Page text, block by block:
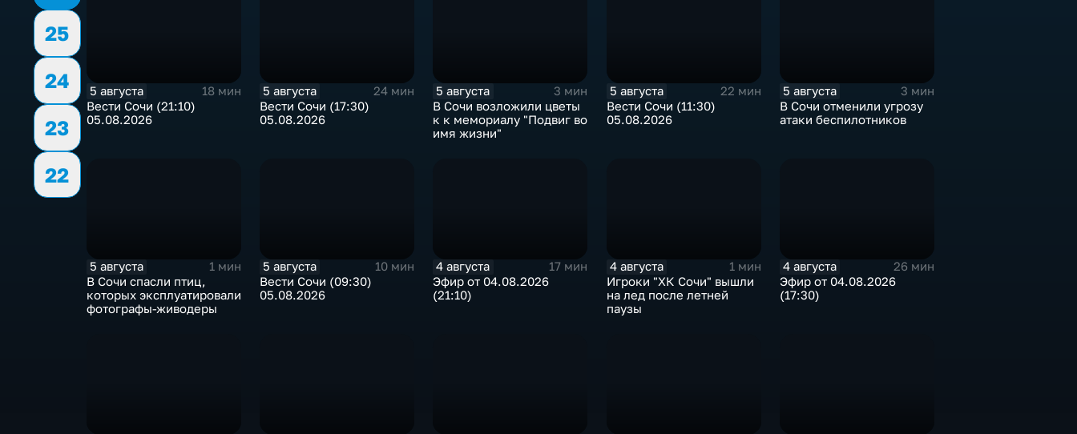
25
24
23
22
5 августа
18 мин
Вести Сочи (21:10)
05.08.2026
5 августа
24 мин
Вести Сочи (17:30)
05.08.2026
5 августа
3 мин
В Сочи возложили цветы
к к мемориалу "Подвиг во
имя жизни"
5 августа
22 мин
Вести Сочи (11:30)
05.08.2026
5 августа
3 мин
В Сочи отменили угрозу
атаки беспилотников
5 августа
1 мин
В Сочи спасли птиц,
которых эксплуатировали
фотографы-живодеры
5 августа
10 мин
Вести Сочи (09:30)
05.08.2026
4 августа
17 мин
Эфир от 04.08.2026
(21:10)
4 августа
1 мин
Игроки "ХК Сочи" вышли
на лед после летней
паузы
4 августа
26 мин
Эфир от 04.08.2026
(17:30)